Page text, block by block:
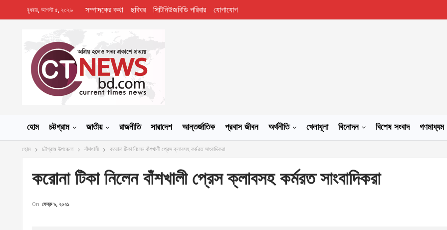
বুধবার, আগস্ট ৫, ২০২৬ সম্পাদকের কথা ছবিঘর সিটিনিউজবিডি পরিবার যোগাযোগ
হোম চট্টগ্রাম জাতীয় রাজনীতি সারাদেশ আন্তর্জাতিক প্রবাস জীবন অর্থনীতি খেলাধূলা বিনোদন বিশেষ সংবাদ গণমাধ্যম
হোম চট্টগ্রাম উপজেলা বাঁশখালী করোনা টিকা নিলেন বাঁশখালী প্রেস ক্লাবসহ কর্মরত সাংবাদিকরা
করোনা টিকা নিলেন বাঁশখালী প্রেস ক্লাবসহ কর্মরত সাংবাদিকরা
On ফেব্রু ৯, ২০২১